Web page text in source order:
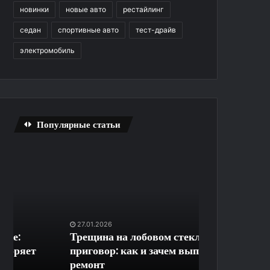
новинки новые авто рестайлинг
седан спортивные авто тест-драйв
электромобиль
Популярные статьи
как
и
Трещина на лобовом стекле — не
приговор: как и зачем выполняют
придомовую
территорию